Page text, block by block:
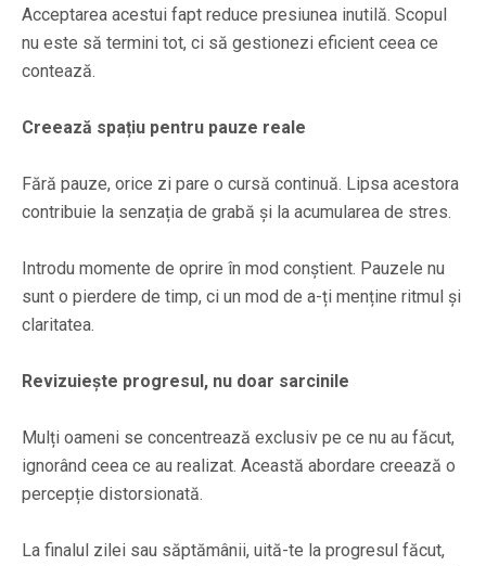
Acceptarea acestui fapt reduce presiunea inutilă. Scopul
nu este să termini tot, ci să gestionezi eficient ceea ce
contează.
Creează spațiu pentru pauze reale
Fără pauze, orice zi pare o cursă continuă. Lipsa acestora
contribuie la senzația de grabă și la acumularea de stres.
Introdu momente de oprire în mod conștient. Pauzele nu
sunt o pierdere de timp, ci un mod de a-ți menține ritmul și
claritatea.
Revizuiește progresul, nu doar sarcinile
Mulți oameni se concentrează exclusiv pe ce nu au făcut,
ignorând ceea ce au realizat. Această abordare creează o
percepție distorsionată.
La finalul zilei sau săptămânii, uită-te la progresul făcut,